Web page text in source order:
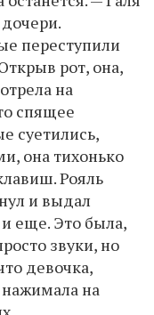
переступили
рот, она,
на
спящее
суетились,
она тихонько
Рояль
и выдал
еще. Это была,
звуки, но
девочка,
на